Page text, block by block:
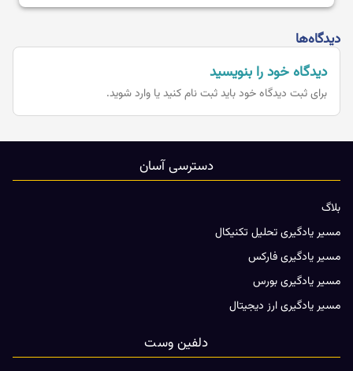
دیدگاه‌ها
دیدگاه خود را بنویسید
برای ثبت دیدگاه خود بایدثبت نام کنید یا وارد شوید.
دسترسی آسان
بلاگ
مسیر یادگیری تحلیل تکنیکال
مسیر یادگیری فارکس
مسیر یادگیری بورس
مسیر یادگیری ارز دیجیتال
دلفین وست